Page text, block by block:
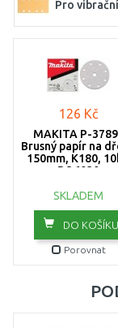
Pro
126 Kč
MAKITA P-
Brusný papír na
150mm, K180,
BO6030
SKLADEM
DO KOŠÍKU
Porovnat